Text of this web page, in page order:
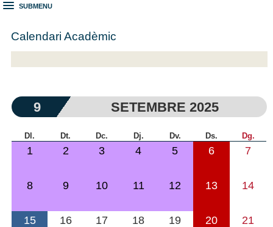
SUBMENU
Calendari Acadèmic
9 SETEMBRE 2025
Dl. Dt. Dc. Dj. Dv. Ds. Dg.
1 2 3 4 5 6 7
8 9 10 11 12 13 14
15 16 17 18 19 20 21